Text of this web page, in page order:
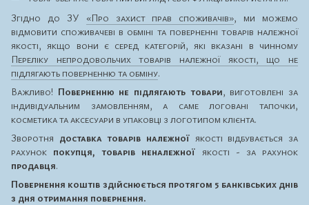
Згідно до ЗУ «Про захист прав споживачів», ми можемо
відмовити споживачеві в обміні та поверненні товарів належної
якості, якщо вони є серед категорій, які вказані в чинному
Переліку непродовольчих товарів належної якості, що не
підлягають поверненню та обміну.
Важливо! Поверненню не підлягають товари, виготовлені за
індивідуальним замовленням, а саме логовані тапочки,
косметика та аксесуари в упаковці з логотипом клієнта.
Зворотня доставка товарів належної якості відбувається за
рахунок покупця, товарів неналежної якості - за рахунок
продавця.
Повернення коштів здійснюється протягом 5 банківських днів
з дня отримання повернення.